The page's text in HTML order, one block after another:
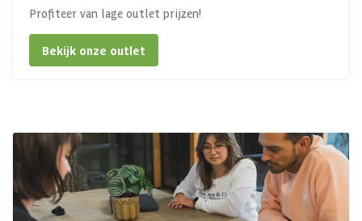
Profiteer van lage outlet prijzen!
Bekijk onze outlet